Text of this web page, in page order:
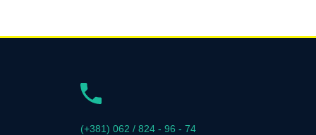
(+381) 062 / 824 - 96 - 74